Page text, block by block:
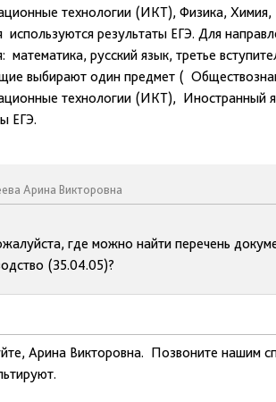
технологии (ИКТ), Физика, Химия,
используются результаты ЕГЭ. Для
математика, русский язык, третье
выбирают один предмет (
технологии (ИКТ), Иностранный
ЕГЭ.
Арина Викторовна
где можно найти перечень
(35.04.05)?
Арина Викторовна. Позвоните нашим